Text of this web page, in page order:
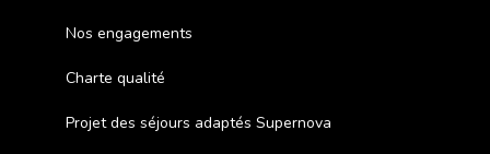
Nos engagements
Charte qualité
Projet des séjours adaptés Supernova